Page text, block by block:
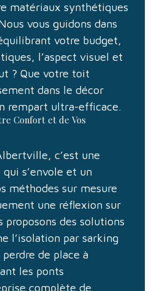
matériaux synthétiques
vous guidons dans
votre budget,
l’aspect visuel et
? Que votre toit
dans le décor
rempart ultra-efficace.
Confort et de Vos
c’est une
s’envole et un
méthodes sur mesure
une réflexion sur
proposons des solutions
l’isolation par sarking
de place à
les ponts
complète de